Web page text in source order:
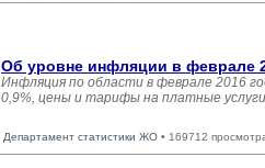
Об уровне инфляции в феврале
Инфляция по области в феврале 2016
0,9%, цены и тарифы на платные
Департамент статистики ЖО • 169712